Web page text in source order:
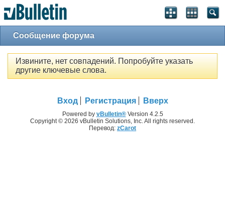
Сообщение форума
Извините, нет совпадений. Попробуйте указать
другие ключевые слова.
Вход Регистрация Вверх
Powered by vBulletin®Version 4.2.5
Copyright © 2026 vBulletin Solutions, Inc. All rights reserved.
Перевод: zCarot